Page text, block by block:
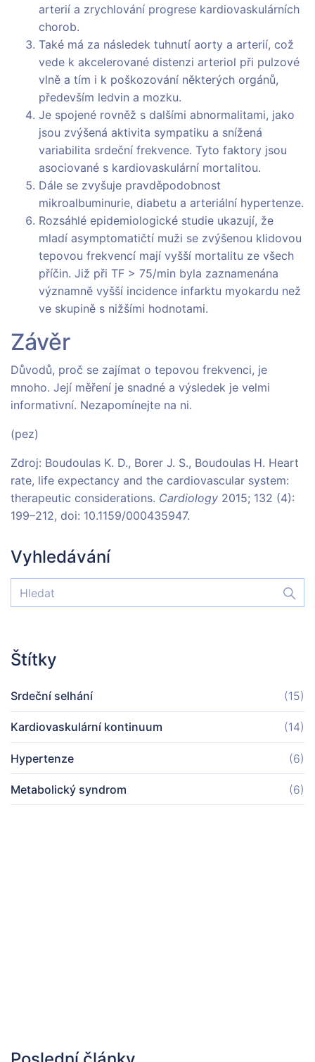
arterií a zrychlování progrese kardiovaskulárních
chorob.
Také má za následek tuhnutí aorty a arterií, což
vede k akcelerované distenzi arteriol při pulzové
vlně a tím i k poškozování některých orgánů,
především ledvin a mozku.
Je spojené rovněž s dalšími abnormalitami, jako
jsou zvýšená aktivita sympatiku a snížená
variabilita srdeční frekvence. Tyto faktory jsou
asociované s kardiovaskulární mortalitou.
Dále se zvyšuje pravděpodobnost
mikroalbuminurie, diabetu a arteriální hypertenze.
Rozsáhlé epidemiologické studie ukazují, že
mladí asymptomatičtí muži se zvýšenou klidovou
tepovou frekvencí mají vyšší mortalitu ze všech
příčin. Již při TF > 75/min byla zaznamenána
významně vyšší incidence infarktu myokardu než
ve skupině s nižšími hodnotami.
Závěr
Důvodů, proč se zajímat o tepovou frekvenci, je
mnoho. Její měření je snadné a výsledek je velmi
informativní. Nezapomínejte na ni.
(pez)
Zdroj: Boudoulas K. D., Borer J. S., Boudoulas H. Heart
rate, life expectancy and the cardiovascular system:
therapeutic considerations. Cardiology 2015; 132 (4):
199–212, doi: 10.1159/000435947.
Vyhledávání
Štítky
Srdeční selhání (15)
Kardiovaskulární kontinuum (14)
Hypertenze (6)
Metabolický syndrom (6)